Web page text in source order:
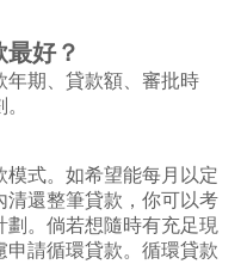
好？
年期、貸款額、審批時
模式。如希望能每月以定
清還整筆貸款，你可以考
。倘若想隨時有充足現
請循環貸款。循環貸款